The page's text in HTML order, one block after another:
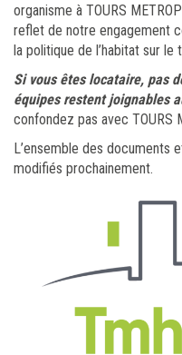
organisme à TOURS
reflet de notre engagement
la politique de l’habitat sur
Si vous êtes locataire, pas
équipes restent joignables
confondez pas avec TOURS
L’ensemble des documents
modifiés prochainement.